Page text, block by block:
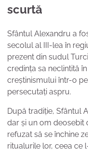
scurtă
Sfântul Alexandru a
secolul al III-lea în
prezent din sudul
credința sa neclintită
creștinismului într-o
persecutați aspru.
După tradiție, Sfântul
dar și un om deosebit
refuzat să se închine
ritualurile lor, ceea ce